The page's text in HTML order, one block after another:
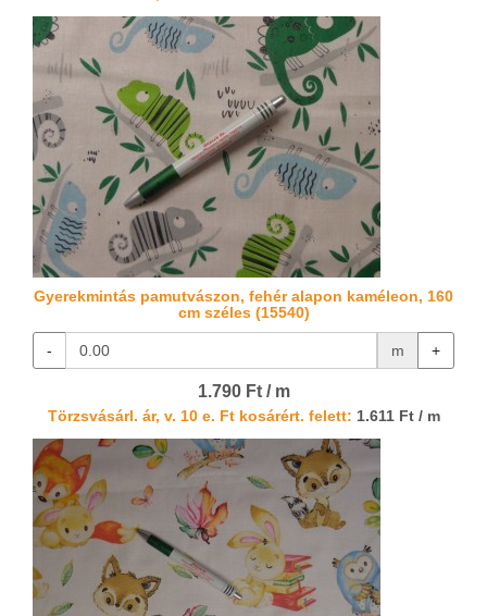
Gyerekmintás pamutvászon, fehér alapon kaméleon, 160
cm széles (15540)
- m +
1.790 Ft / m
Törzsvásárl. ár, v. 10 e. Ft kosárért. felett: 1.611 Ft / m